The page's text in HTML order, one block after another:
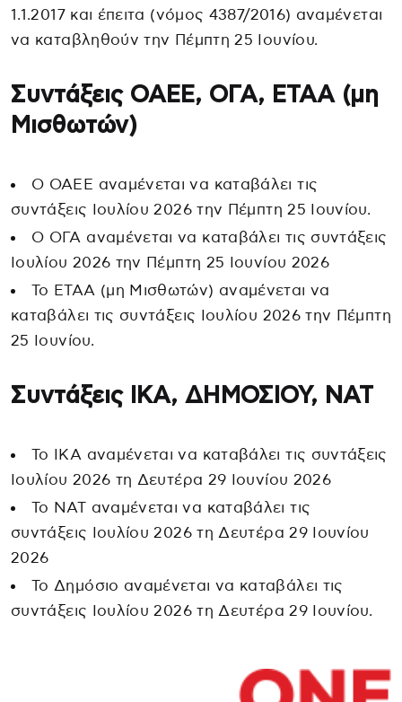
1.1.2017 και έπειτα (νόμος 4387/2016) αναμένεται
να καταβληθούν την Πέμπτη 25 Ιουνίου.
Συντάξεις ΟΑΕΕ, ΟΓΑ, ΕΤΑΑ (μη
Μισθωτών)
Ο ΟΑΕΕ αναμένεται να καταβάλει τις
συντάξεις Ιουλίου 2026 την Πέμπτη 25 Ιουνίου.
Ο ΟΓΑ αναμένεται να καταβάλει τις συντάξεις
Ιουλίου 2026 την Πέμπτη 25 Ιουνίου 2026
Το ΕΤΑΑ (μη Μισθωτών) αναμένεται να
καταβάλει τις συντάξεις Ιουλίου 2026 την Πέμπτη
25 Ιουνίου.
Συντάξεις ΙΚΑ, ΔΗΜΟΣΙΟΥ, ΝΑΤ
Το ΙΚΑ αναμένεται να καταβάλει τις συντάξεις
Ιουλίου 2026 τη Δευτέρα 29 Ιουνίου 2026
Το ΝΑΤ αναμένεται να καταβάλει τις
συντάξεις Ιουλίου 2026 τη Δευτέρα 29 Ιουνίου
2026
Το Δημόσιο αναμένεται να καταβάλει τις
συντάξεις Ιουλίου 2026 τη Δευτέρα 29 Ιουνίου.